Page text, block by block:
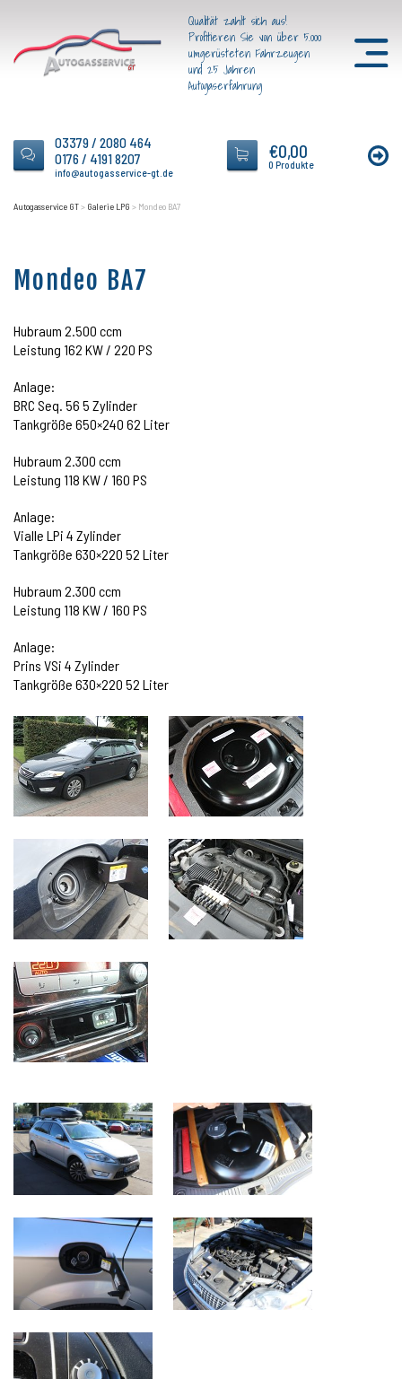
Qualität zahlt sich aus!
Profitieren Sie von über 5.000
umgerüsteten Fahrzeugen
und 25 Jahren
Autogaserfahrung
03379 / 2080 464
0176 / 4191 8207
info@autogasservice-gt.de
€0,00
0 Produkte
Autogasservice GT> Galerie LPG > Mondeo BA7
Mondeo BA7
Hubraum 2.500 ccm
Leistung 162 KW / 220 PS
Anlage:
BRC Seq. 56 5 Zylinder
Tankgröße 650×240 62 Liter
Hubraum 2.300 ccm
Leistung 118 KW / 160 PS
Anlage:
Vialle LPi 4 Zylinder
Tankgröße 630×220 52 Liter
Hubraum 2.300 ccm
Leistung 118 KW / 160 PS
Anlage:
Prins VSi 4 Zylinder
Tankgröße 630×220 52 Liter